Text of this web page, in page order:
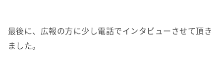
最後に、広報の方に少し電話でインタビューさせて頂き
ました。